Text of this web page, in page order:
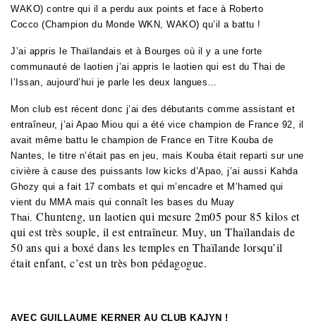
WAKO) contre qui il a perdu aux points et face à Roberto
Cocco (Champion du Monde WKN, WAKO) qu’il a battu !
J’ai appris le Thaïlandais et à Bourges où il y a une forte
communauté de laotien j’ai appris le laotien qui est du Thai de
l’Issan, aujourd’hui je parle les deux langues…
Mon club est récent donc j’ai des débutants comme assistant et
entraîneur, j’ai Apao Miou qui a été vice champion de France 92, il
avait même battu le champion de France en Titre Kouba de
Nantes, le titre n’était pas en jeu, mais Kouba était reparti sur une
civière à cause des puissants low kicks d’Apao, j’ai aussi Kahda
Ghozy qui a fait 17 combats et qui m’encadre et M’hamed qui
vient du MMA mais qui connaît les bases du Muay
Thai. Chunteng, un laotien qui mesure 2m05 pour 85 kilos et
qui est très souple, il est entraîneur. Muy, un Thaïlandais de
50 ans qui a boxé dans les temples en Thaïlande lorsqu’il
était enfant, c’est un très bon pédagogue.
AVEC GUILLAUME KERNER AU CLUB KAJYN !